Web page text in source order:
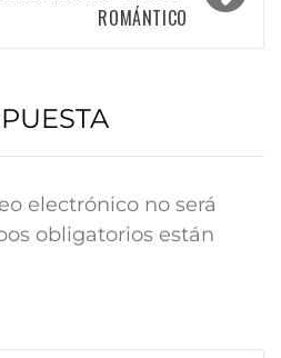
ROMÁNTICO
electrónico no será
obligatorios están